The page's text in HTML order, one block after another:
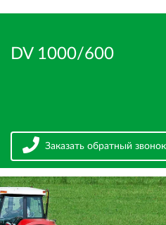
DV 1000/600
Заказать обратный звонок